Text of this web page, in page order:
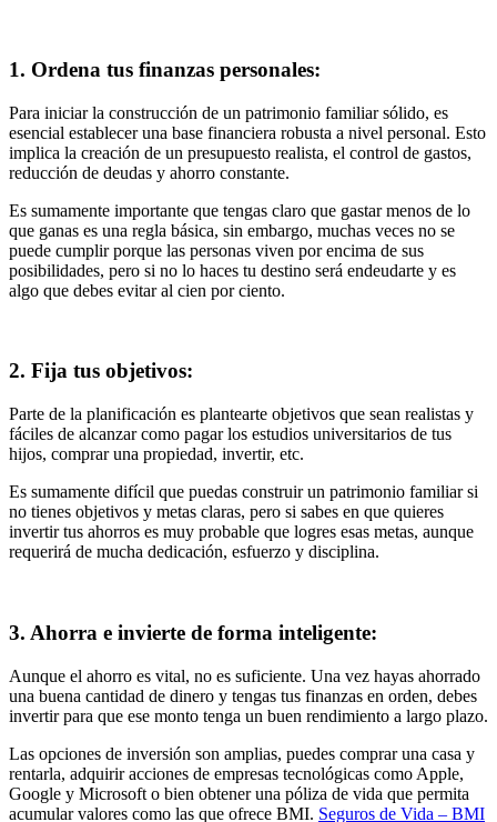
1. Ordena tus finanzas personales:
Para iniciar la construcción de un patrimonio familiar sólido, es
esencial establecer una base financiera robusta a nivel personal. Esto
implica la creación de un presupuesto realista, el control de gastos,
reducción de deudas y ahorro constante.
Es sumamente importante que tengas claro que gastar menos de lo
que ganas es una regla básica, sin embargo, muchas veces no se
puede cumplir porque las personas viven por encima de sus
posibilidades, pero si no lo haces tu destino será endeudarte y es
algo que debes evitar al cien por ciento.
2. Fija tus objetivos:
Parte de la planificación es plantearte objetivos que sean realistas y
fáciles de alcanzar como pagar los estudios universitarios de tus
hijos, comprar una propiedad, invertir, etc.
Es sumamente difícil que puedas construir un patrimonio familiar si
no tienes objetivos y metas claras, pero si sabes en que quieres
invertir tus ahorros es muy probable que logres esas metas, aunque
requerirá de mucha dedicación, esfuerzo y disciplina.
3. Ahorra e invierte de forma inteligente:
Aunque el ahorro es vital, no es suficiente. Una vez hayas ahorrado
una buena cantidad de dinero y tengas tus finanzas en orden, debes
invertir para que ese monto tenga un buen rendimiento a largo plazo.
Las opciones de inversión son amplias, puedes comprar una casa y
rentarla, adquirir acciones de empresas tecnológicas como Apple,
Google y Microsoft o bien obtener una póliza de vida que permita
acumular valores como las que ofrece BMI. Seguros de Vida – BMI